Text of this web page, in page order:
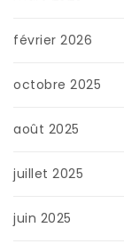
février 2026
octobre 2025
août 2025
juillet 2025
juin 2025